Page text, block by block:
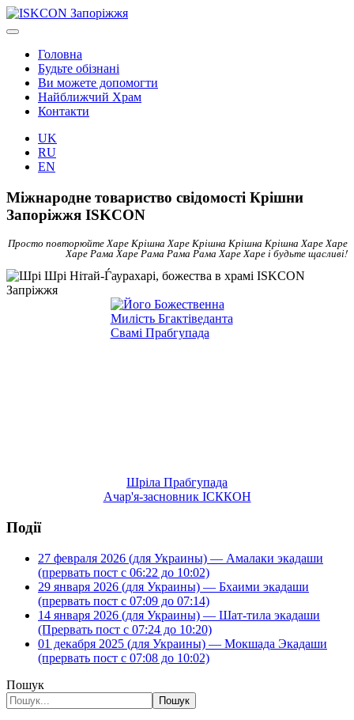
Головна
Будьте обізнані
Ви можете допомогти
Найближчий Храм
Контакти
UK
RU
EN
Міжнародне товариство свідомості Крішни
Запоріжжя ISKCON
Просто повторюйте Харе Крішна Харе Крішна Крішна Крішна Харе Харе
Харе Рама Харе Рама Рама Рама Харе Харе і будьте щасливі!
Шріла Прабгупада
Ачар'я-засновник ІСККОН
Події
27 февраля 2026 (для Украины) — Амалаки экадаши
(прервать пост с 06:22 до 10:02)
29 января 2026 (для Украины) — Бхаими экадаши
(прервать пост с 07:09 до 07:14)
14 января 2026 (для Украины) — Шат-тила экадаши
(Прервать пост с 07:24 до 10:20)
01 декабря 2025 (для Украины) — Мокшада Экадаши
(прервать пост с 07:08 до 10:02)
Пошук
Пошук